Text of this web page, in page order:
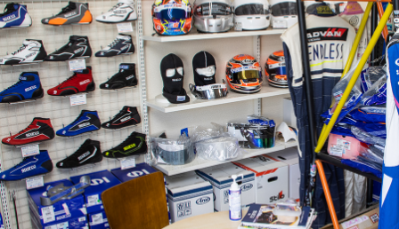
https://www.star5.jp/